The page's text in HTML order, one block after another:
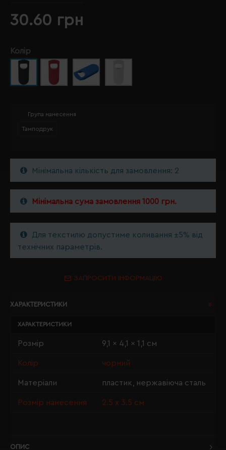
30.60 грн
Колір
Група нанесення
Тамподрук
Мінімальна кількість для замовлення: 2
Мінімальна сума замовлення 1000 грн.
Для текстилю допустиме коливання ±5% від
технічних параметрів.
ЗАПРОСИТИ ІНФОРМАЦІЮ
ХАРАКТЕРИСТИКИ
ХАРАКТЕРИСТИКИ
Розмір 9,1 x 4,1 x 1,1 см
Колір чорний
Матеріали пластик, нержавіюча сталь
Розмір нанесення 2.5 х 3.5 см
ОПИС